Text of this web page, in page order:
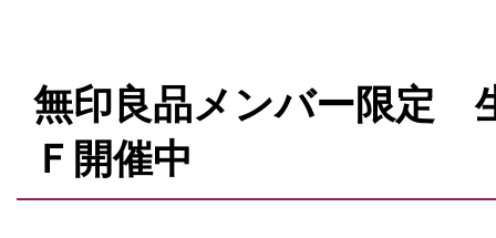
無印良品メンバー限定
Ｆ開催中